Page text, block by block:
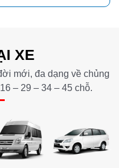
XE
mới, đa dạng về chủng
– 29 – 34 – 45 chỗ.